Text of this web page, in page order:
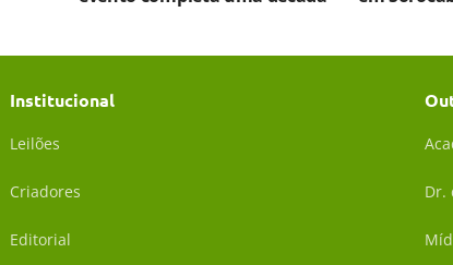
Institucional
Leilões
Criadores
Editorial
Dr.